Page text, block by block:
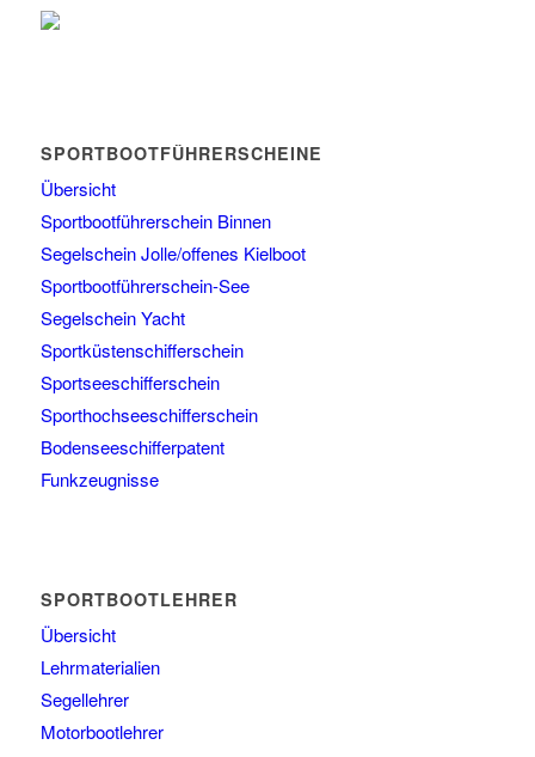
SPORTBOOTFÜHRERSCHEINE
Übersicht
Sportbootführerschein Binnen
Segelschein Jolle/offenes Kielboot
Sportbootführerschein-See
Segelschein Yacht
Sportküstenschifferschein
Sportseeschifferschein
Sporthochseeschifferschein
Bodenseeschifferpatent
Funkzeugnisse
SPORTBOOTLEHRER
Übersicht
Lehrmaterialien
Segellehrer
Motorbootlehrer